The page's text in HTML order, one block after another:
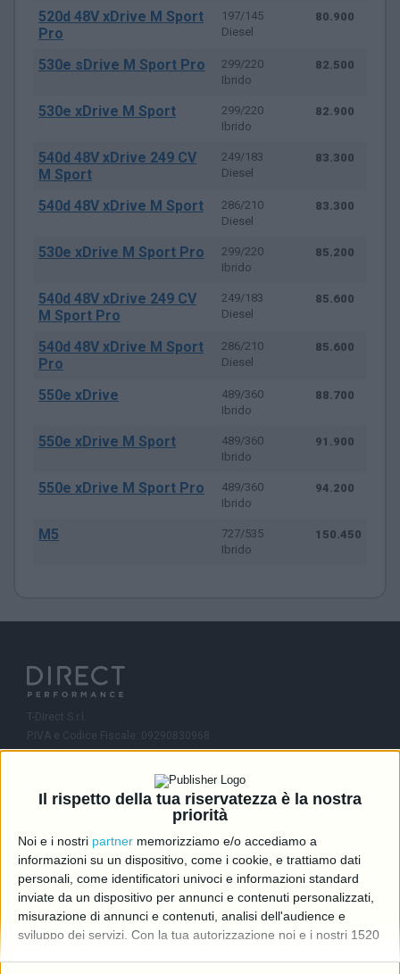
Il rispetto della tua riservatezza è la nostra
priorità
Noi e i nostri partner memorizziamo e/o accediamo a
informazioni su un dispositivo, come i cookie, e trattiamo dati
personali, come identificatori univoci e informazioni standard
inviate da un dispositivo per annunci e contenuti personalizzati,
misurazione di annunci e contenuti, analisi dell'audience e
sviluppo dei servizi. Con la tua autorizzazione noi e i nostri 1520
520d 48V xDrive M Sport
Pro
197/145
Diesel
80.900
530e sDrive M Sport Pro
299/220
Ibrido
82.500
530e xDrive M Sport
299/220
Ibrido
82.900
540d 48V xDrive 249 CV
M Sport
249/183
Diesel
83.300
540d 48V xDrive M Sport
286/210
Diesel
83.300
530e xDrive M Sport Pro
299/220
Ibrido
85.200
540d 48V xDrive 249 CV
M Sport Pro
249/183
Diesel
85.600
540d 48V xDrive M Sport
Pro
286/210
Diesel
85.600
550e xDrive
489/360
Ibrido
88.700
550e xDrive M Sport
489/360
Ibrido
91.900
550e xDrive M Sport Pro
489/360
Ibrido
94.200
M5
727/535
Ibrido
150.450
T-Direct S.r.l.
P.IVA e Codice Fiscale: 09290830968
R.E.A.: MI-2081245
Capitale Sociale: 46.336,00 i.v.
Contatti
info@directcarmotori.it
+39 02 6474 1401
Viale Sarca 336, 20126 Milano (MI)
Edificio Sedici
Follow us